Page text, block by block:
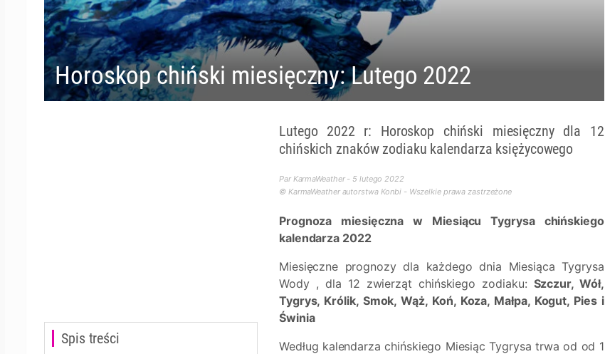
Horoskop chiński miesięczny: Lutego 2022
Spis treści
Lutego 2022 r: Horoskop chiński miesięczny dla 12
chińskich znaków zodiaku kalendarza księżycowego
Par KarmaWeather - 5 lutego 2022
© KarmaWeather autorstwa Konbi - Wszelkie prawa zastrzeżone
Prognoza miesięczna w Miesiącu Tygrysa chińskiego
kalendarza 2022
Miesięczne prognozy dla każdego dnia Miesiąca Tygrysa
Wody , dla 12 zwierząt chińskiego zodiaku: Szczur, Wół,
Tygrys, Królik, Smok, Wąż, Koń, Koza, Małpa, Kogut, Pies i
Świnia
Według kalendarza chińskiego Miesiąc Tygrysa trwa od od 1